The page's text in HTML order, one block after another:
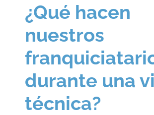
¿Qué hacen
nuestros
durante una
técnica?